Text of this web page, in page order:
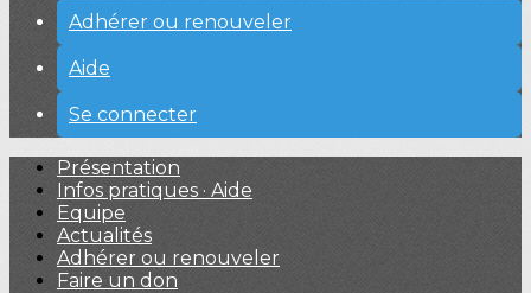
Adhérer ou renouveler
Aide
Se connecter
Présentation
Infos pratiques · Aide
Equipe
Actualités
Adhérer ou renouveler
Faire un don